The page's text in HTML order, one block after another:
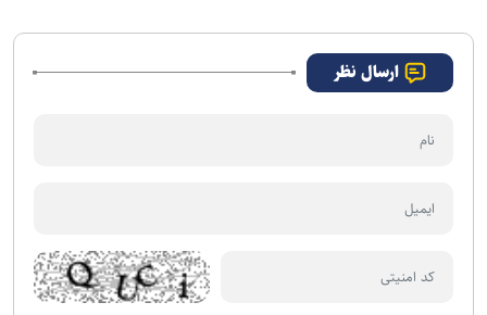
ارسال نظر